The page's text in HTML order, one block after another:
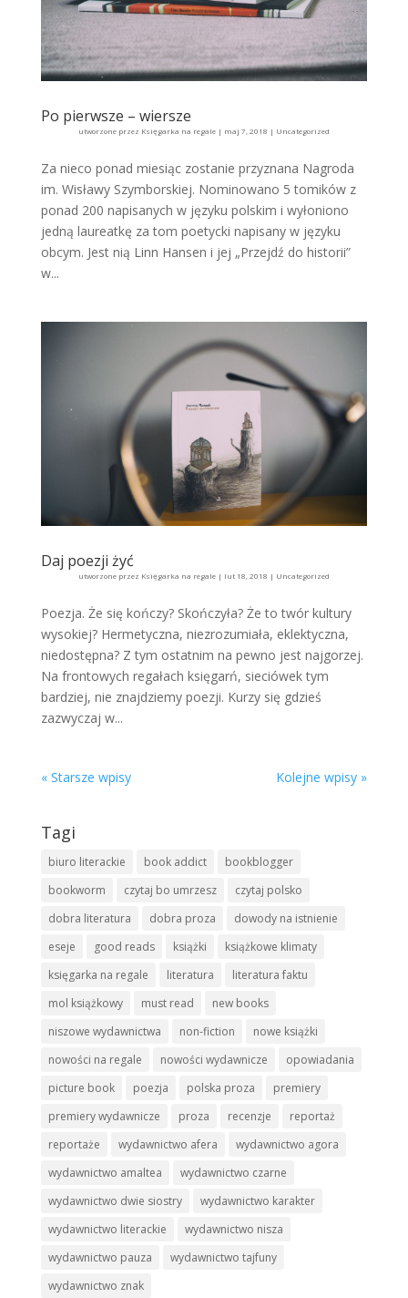
Po pierwsze – wiersze
utworzone przez Księgarka na regale| maj 7, 2018 | Uncategorized
Za nieco ponad miesiąc zostanie przyznana Nagroda
im. Wisławy Szymborskiej. Nominowano 5 tomików z
ponad 200 napisanych w języku polskim i wyłoniono
jedną laureatkę za tom poetycki napisany w języku
obcym. Jest nią Linn Hansen i jej „Przejdź do historii”
w...
Daj poezji żyć
utworzone przez Księgarka na regale| lut 18, 2018 | Uncategorized
Poezja. Że się kończy? Skończyła? Że to twór kultury
wysokiej? Hermetyczna, niezrozumiała, eklektyczna,
niedostępna? Z tym ostatnim na pewno jest najgorzej.
Na frontowych regałach księgarń, sieciówek tym
bardziej, nie znajdziemy poezji. Kurzy się gdzieś
zazwyczaj w...
« Starsze wpisy Kolejne wpisy »
Tagi
biuro literackie book addict
bookblogger
bookworm
czytaj bo umrzesz
czytaj polsko
dobra literatura
dobra proza
dowody na istnienie
eseje
good reads książki
książkowe klimaty
księgarka na regale
literatura
literatura faktu
mol książkowy
must read
new books
niszowe wydawnictwa
non-fiction
nowe książki
nowości na regale
nowości wydawnicze
opowiadania
picture book
poezja polska proza
premiery
premiery wydawnicze
proza recenzje
reportaż
reportaże
wydawnictwo afera
wydawnictwo agora
wydawnictwo amaltea
wydawnictwo czarne
wydawnictwo dwie siostry
wydawnictwo karakter
wydawnictwo literackie
wydawnictwo nisza
wydawnictwo pauza
wydawnictwo tajfuny
wydawnictwo znak